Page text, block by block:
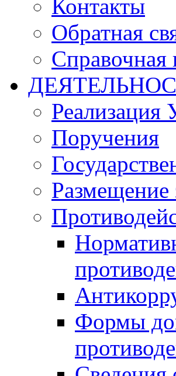
Контакты
Обратная
Реализация
Поручения
Размещение
Формы